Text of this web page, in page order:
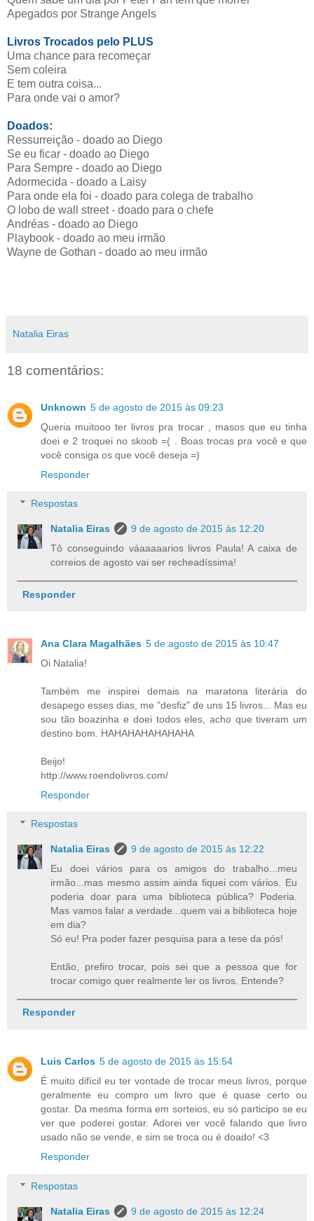
Apegados por Strange Angels
Livros Trocados pelo PLUS
Uma chance para recomeçar
Sem coleira
E tem outra coisa...
Para onde vai o amor?
Doados:
Ressurreição - doado ao Diego
Se eu ficar - doado ao Diego
Para Sempre - doado ao Diego
Adormecida - doado a Laisy
Para onde ela foi - doado para colega de trabalho
O lobo de wall street - doado para o chefe
Andréas - doado ao Diego
Playbook - doado ao meu irmão
Wayne de Gothan - doado ao meu irmão
Natalia Eiras
18 comentários:
Unknown 5 de agosto de 2015 às 09:23
Queria muitooo ter livros pra trocar , masos que eu tinha
doei e 2 troquei no skoob =( . Boas trocas pra você e que
você consiga os que você deseja =)
Responder
Respostas
Natalia Eiras
9 de agosto de 2015 às 12:20
Tô conseguindo váaaaaarios livros Paula! A caixa de
correios de agosto vai ser recheadíssima!
Responder
Ana Clara Magalhães 5 de agosto de 2015 às 10:47
Oi Natalia!
Também me inspirei demais na maratona literária do
desapego esses dias, me "desfiz" de uns 15 livros... Mas eu
sou tão boazinha e doei todos eles, acho que tiveram um
destino bom. HAHAHAHAHAHAHA
Beijo!
http://www.roendolivros.com/
Responder
Respostas
Natalia Eiras
9 de agosto de 2015 às 12:22
Eu doei vários para os amigos do trabalho...meu
irmão...mas mesmo assim ainda fiquei com vários. Eu
poderia doar para uma biblioteca pública? Poderia.
Mas vamos falar a verdade...quem vai a biblioteca hoje
em dia?
Só eu! Pra poder fazer pesquisa para a tese da pós!
Então, prefiro trocar, pois sei que a pessoa que for
trocar comigo quer realmente ler os livros. Entende?
Responder
Luis Carlos 5 de agosto de 2015 às 15:54
É muito difícil eu ter vontade de trocar meus livros, porque
geralmente eu compro um livro que é quase certo ou
gostar. Da mesma forma em sorteios, eu só participo se eu
ver que poderei gostar. Adorei ver você falando que livro
usado não se vende, e sim se troca ou é doado! <3
Responder
Respostas
Natalia Eiras 9 de agosto de 2015 às 12:24